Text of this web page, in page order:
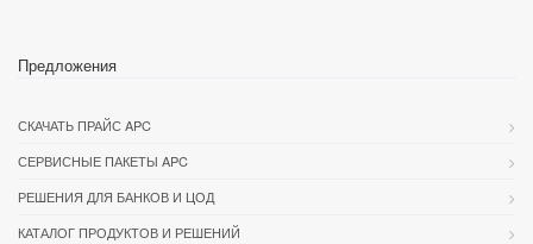
Предложения
СКАЧАТЬ ПРАЙС APC
СЕРВИСНЫЕ ПАКЕТЫ APC
РЕШЕНИЯ ДЛЯ БАНКОВ И ЦОД
КАТАЛОГ ПРОДУКТОВ И РЕШЕНИЙ